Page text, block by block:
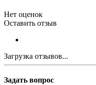
Нет оценок
Оставить отзыв
Загрузка отзывов...
Задать вопрос